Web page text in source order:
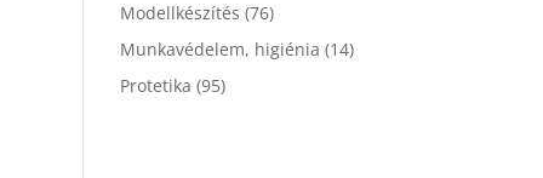
Modellkészítés (76)
Munkavédelem, higiénia (14)
Protetika (95)